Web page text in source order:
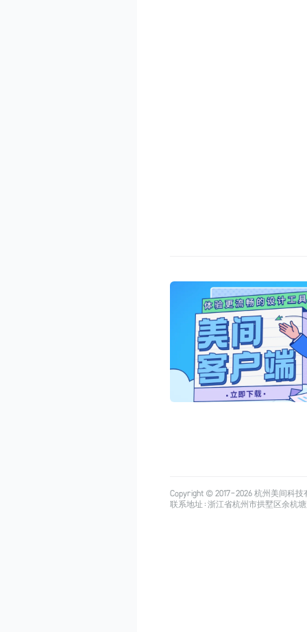
Copyright © 2017-2026杭州美间科技
联系地址：浙江省杭州市拱墅区余杭